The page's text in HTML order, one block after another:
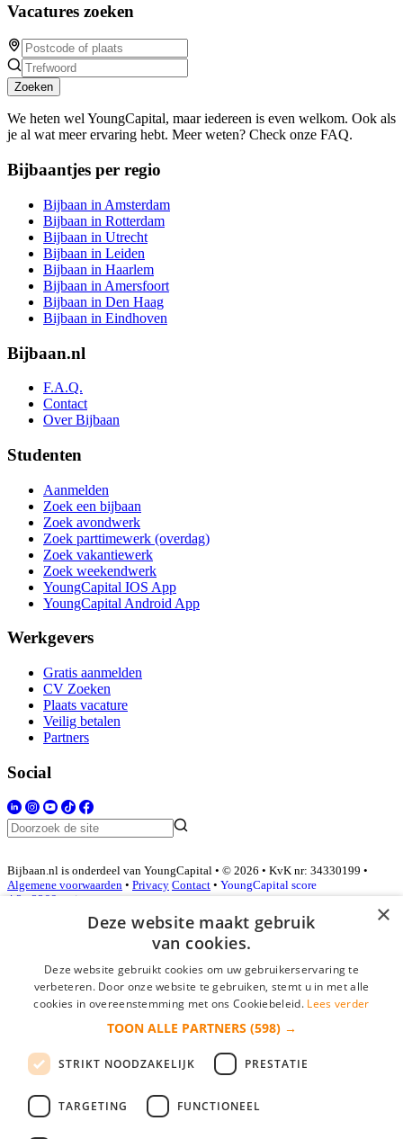
Vacatures zoeken
Zoeken
We heten wel YoungCapital, maar iedereen is even welkom. Ook als
je al wat meer ervaring hebt. Meer weten? Check onze FAQ.
Bijbaantjes per regio
Bijbaan in Amsterdam
Bijbaan in Rotterdam
Bijbaan in Utrecht
Bijbaan in Leiden
Bijbaan in Haarlem
Bijbaan in Amersfoort
Bijbaan in Den Haag
Bijbaan in Eindhoven
Bijbaan.nl
F.A.Q.
Contact
Over Bijbaan
Studenten
Aanmelden
Zoek een bijbaan
Zoek avondwerk
Zoek parttimewerk (overdag)
Zoek vakantiewerk
Zoek weekendwerk
YoungCapital IOS App
YoungCapital Android App
Werkgevers
Gratis aanmelden
CV Zoeken
Plaats vacature
Veilig betalen
Partners
Social
Bijbaan.nl is onderdeel van YoungCapital • © 2026 • KvK nr: 34330199 •
Algemene voorwaarden • Privacy Contact • YoungCapital score
4.3 - 3366 reviews
Inloggen als bedrijf
*
login gegevens onthouden
login
×
Deze website maakt gebruik
van cookies.
Deze website gebruikt cookies om uw gebruikerservaring te
verbeteren. Door onze website te gebruiken, stemt u in met alle
cookies in overeenstemming met ons Cookiebeleid. Lees verder
TOON ALLE PARTNERS (598) →
STRIKT NOODZAKELIJK PRESTATIE
TARGETING FUNCTIONEEL